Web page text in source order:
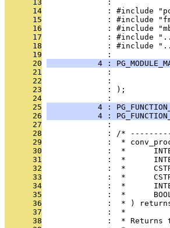
      13
              :
      14
: #include
      15
: #include
      16
: #include
      17
: #include
      18
: #include
      19
              :
      20
4 :
      21
:
      22
:
      23
              : );
      24
              :
      25
4 :
      26
4 :
      27
              :
      28
: /*
      29
:  *
      30
:  *
      31
:  *
      32
:  *
      33
:  *
      34
:  *
      35
:  *
      36
:  * )
      37
              :  *
      38
:  * Returns